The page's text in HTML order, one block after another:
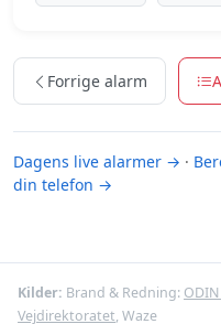
Forrige alarm
Dagens live alarmer → ·
din telefon →
Kilder: Brand & Redning:
Vejdirektoratet, Waze